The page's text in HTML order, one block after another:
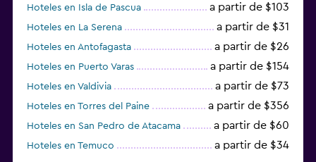
Hoteles en Isla de Pascua a partir de $103
Hoteles en La Serena a partir de $31
Hoteles en Antofagasta a partir de $26
Hoteles en Puerto Varas a partir de $154
Hoteles en Valdivia a partir de $73
Hoteles en Torres del Paine a partir de $356
Hoteles en San Pedro de Atacama a partir de $60
Hoteles en Temuco a partir de $34